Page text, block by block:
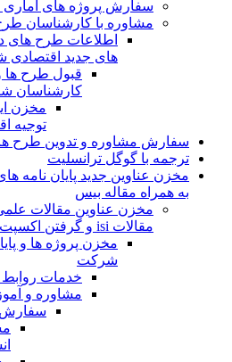
سفارش پروژه های
مشاوره با کارشناسان
اطلاعات طرح های
های جدید
قبول طرح ها
کارشناسان
مخزن
توجیه
سفارش مشاوره و تدوین طرح
ترجمه با گوگل ترانسلیت
مخزن عناوین جدید پایان نامه
به همراه مقاله بیس
مخزن عناوین مقالات
مقالات isi و گرفتن اکسپت
مخزن پروژه ها و
شرکت
خدمات
مشاوره و
سفارش